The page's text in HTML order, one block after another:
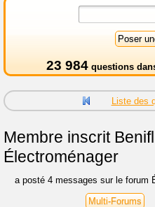
23 984 questions
Liste des
Membre inscrit
Électroménager
a posté 4 messages sur le forum
Multi-Forums